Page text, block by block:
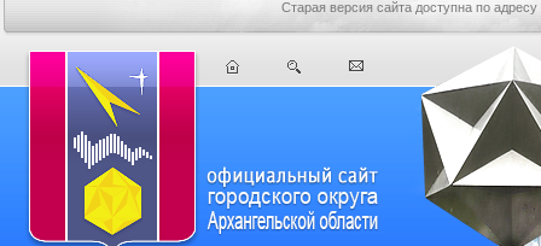
Старая версия сайта доступна по адресу